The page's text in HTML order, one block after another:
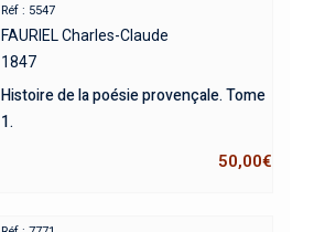
Réf : 5547
FAURIEL Charles-Claude
1847
Histoire de la poésie provençale. Tome
1.
50,00€